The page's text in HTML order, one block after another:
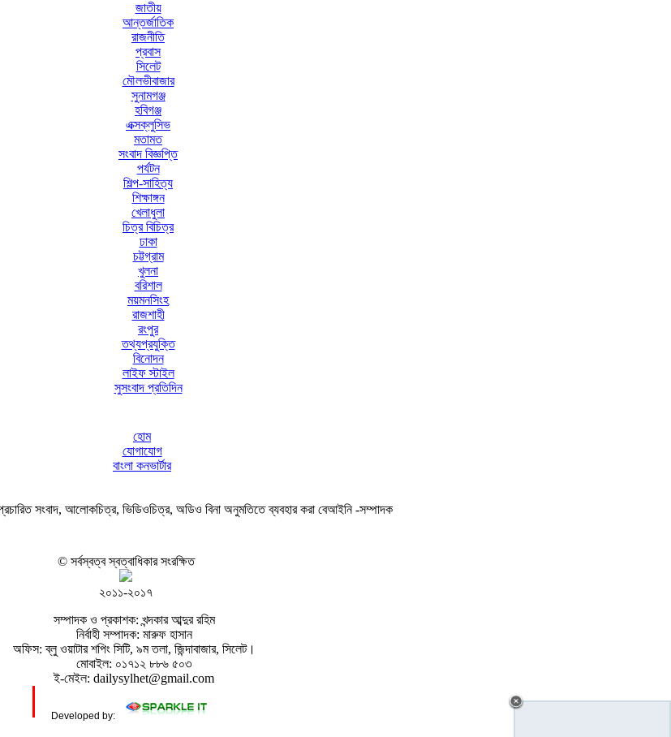
জাতীয়
আন্তর্জাতিক
রাজনীতি
প্রবাস
সিলেট
মৌলভীবাজার
সুনামগঞ্জ
হবিগঞ্জ
এক্সক্লুসিভ
মতামত
সংবাদ বিজ্ঞপ্তি
পর্যটন
শিল্প-সাহিত্য
শিক্ষাঙ্গন
খেলাধুলা
চিত্র বিচিত্র
ঢাকা
চট্টগ্রাম
খুলনা
বরিশাল
ময়মনসিংহ
রাজশাহী
রংপুর
তথ্যপ্রযুক্তি
বিনোদন
লাইফ স্টাইল
সুসংবাদ প্রতিদিন
হোম
যোগাযোগ
বাংলা কনভার্টার
সংবাদ, আলোকচিত্র, ভিডিওচিত্র, অডিও বিনা অনুমতিতে ব্যবহার করা বেআইনি -সম্পাদক
© সর্বস্বত্ব স্বত্বাধিকার সংরক্ষিত
২০১১-২০১৭
সম্পাদক ও প্রকাশক: খন্দকার আব্দুর রহিম
নির্বাহী সম্পাদক: মারুফ হাসান
অফিস: ব্লু ওয়াটার শপিং সিটি, ৯ম তলা, জিন্দাবাজার, সিলেট।
মোবাইল: ০১৭১২ ৮৮৬ ৫০৩
ই-মেইল: dailysylhet@gmail.com
Developed by: